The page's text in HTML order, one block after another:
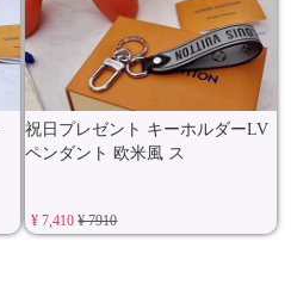
祝日プレゼント キーホルダーLV
ペンダント 欧米風 ス
¥ 7,410¥ 7910